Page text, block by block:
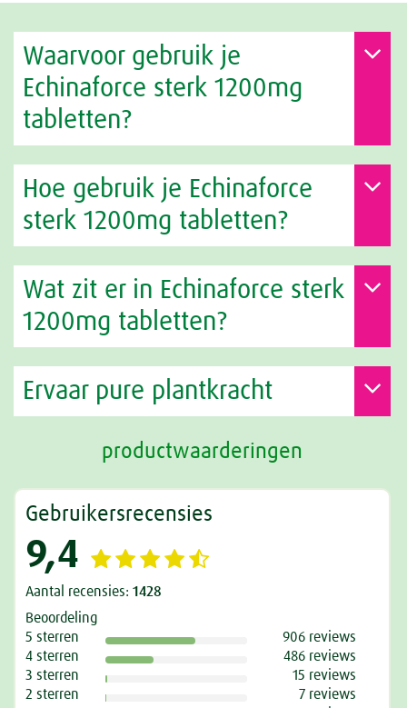
Waarvoor gebruik je
Echinaforce sterk 1200mg
tabletten?
Hoe gebruik je Echinaforce
sterk 1200mg tabletten?
Wat zit er in Echinaforce sterk
1200mg tabletten?
Ervaar pure plantkracht
productwaarderingen
Gebruikersrecensies
9,4
Aantal recensies:1428
Beoordeling
5 sterren
906 reviews
4 sterren
486 reviews
3 sterren
15 reviews
2 sterren
7 reviews